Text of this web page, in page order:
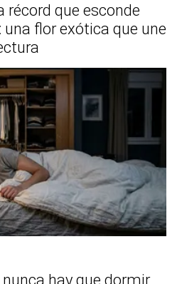
récord que esconde
flor exótica que une
nunca hay que dormir